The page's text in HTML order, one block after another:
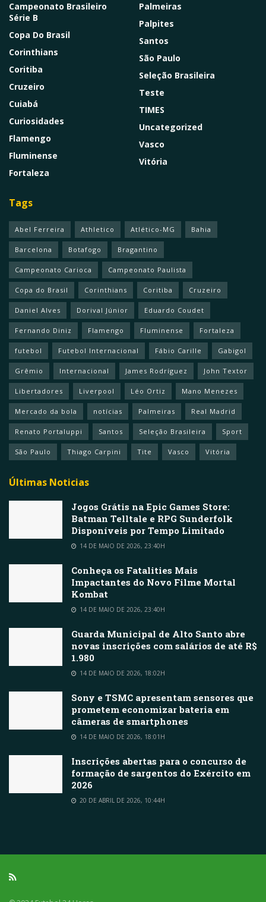
Campeonato Brasileiro
Série B
Copa Do Brasil
Corinthians
Coritiba
Cruzeiro
Cuiabá
Curiosidades
Flamengo
Fluminense
Fortaleza
Palmeiras
Palpites
Santos
São Paulo
Seleção Brasileira
Teste
TIMES
Uncategorized
Vasco
Vitória
Tags
Abel Ferreira Athletico Atlético-MG Bahia
Barcelona Botafogo Bragantino
Campeonato Carioca Campeonato Paulista
Copa do Brasil Corinthians Coritiba Cruzeiro
Daniel Alves Dorival Júnior Eduardo Coudet
Fernando Diniz Flamengo Fluminense Fortaleza
futebol Futebol Internacional Fábio Carille Gabigol
Grêmio Internacional James Rodríguez John Textor
Libertadores Liverpool Léo Ortiz Mano Menezes
Mercado da bola notícias Palmeiras Real Madrid
Renato Portaluppi Santos Seleção Brasileira Sport
São Paulo Thiago Carpini Tite Vasco Vitória
Últimas Noticias
Jogos Grátis na Epic Games Store:
Batman Telltale e RPG Sunderfolk
Disponíveis por Tempo Limitado
14 DE MAIO DE 2026, 23:40H
Conheça os Fatalities Mais
Impactantes do Novo Filme Mortal
Kombat
14 DE MAIO DE 2026, 23:40H
Guarda Municipal de Alto Santo abre
novas inscrições com salários de até R$
1.980
14 DE MAIO DE 2026, 18:02H
Sony e TSMC apresentam sensores que
prometem economizar bateria em
câmeras de smartphones
14 DE MAIO DE 2026, 18:01H
Inscrições abertas para o concurso de
formação de sargentos do Exército em
2026
20 DE ABRIL DE 2026, 10:44H